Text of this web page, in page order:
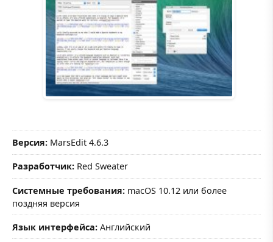
Версия: MarsEdit 4.6.3
Разработчик: Red Sweater
Системные требования: macOS 10.12 или более
поздняя версия
Язык интерфейса: Английский